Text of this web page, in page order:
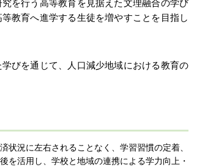
教育へ進学する生徒を増やすことを目指し
びを通じて、人口減少地域における教育の
況に左右されることなく、学習習慣の定着、
を活用し、学校と地域の連携による学力向上・